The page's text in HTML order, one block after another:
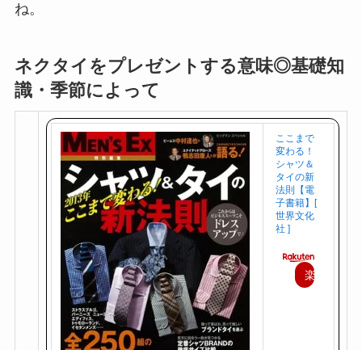
ね。
ネクタイをプレゼントする意味◎基礎知
識・季節によって
ここまで
変わる！
シャツ＆
タイの新
法則【電
子書籍】[
世界文化
社 ]
楽